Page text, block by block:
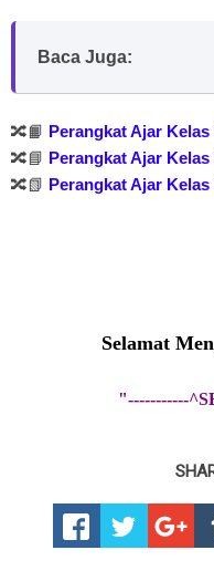
Baca Juga:
🔀📙 Perangkat Ajar
🔀📘 Perangkat Ajar Kelas
🔀📗 Perangkat Ajar Kelas
Selamat
"-----------